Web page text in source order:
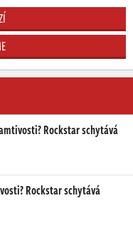
Rockstar schytává
Rockstar schytává